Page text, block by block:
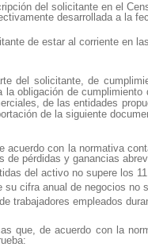
del solicitante en el
desarrollada a la
de estar al corriente en
del solicitante, de
la obligación de
de las entidades
de la siguiente
acuerdo con la normativa
de pérdidas y ganancias
del activo no supere los
su cifra anual de negocios no
trabajadores empleados
que, de acuerdo con la